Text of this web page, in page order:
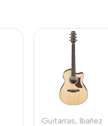
Guitarras, Ibañez